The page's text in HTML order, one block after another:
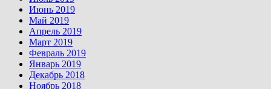
Июнь 2019
Май 2019
Апрель 2019
Март 2019
Февраль 2019
Январь 2019
Декабрь 2018
Ноябрь 2018